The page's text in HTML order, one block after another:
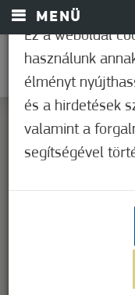
MENÜ
This page can't
Do you own this
Ez a weboldal
használunk
élményt
és a hirdetések
valamint a
segítségével